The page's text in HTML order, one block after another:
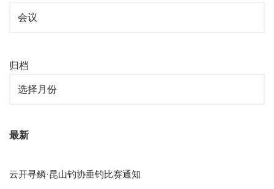
归档
最新
云开寻鳞·昆山钓协垂钓比赛通知